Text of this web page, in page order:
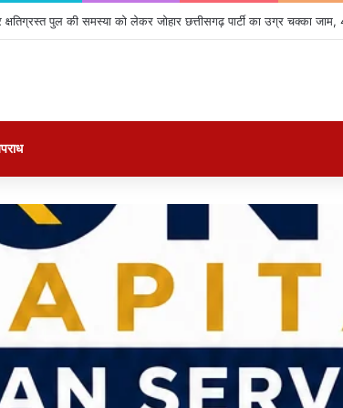
पुल की समस्या को लेकर जोहार छत्तीसगढ़ पार्टी का उग्र चक्का जाम,